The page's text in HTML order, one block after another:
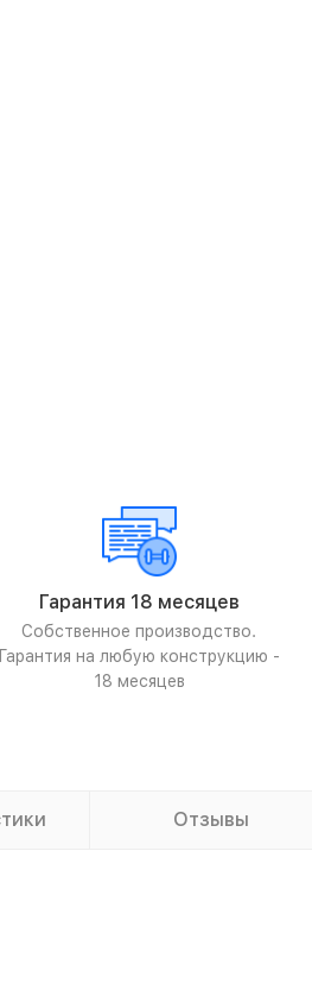
Гарантия 18 месяцев
Собственное производство.
Гарантия на любую конструкцию -
18 месяцев
Отзывы